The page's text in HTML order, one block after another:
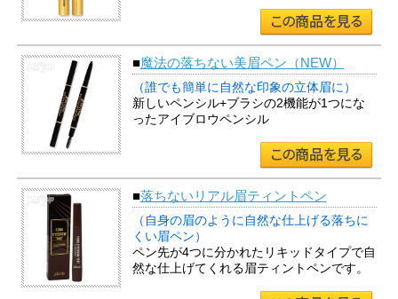
■魔法の落ちない美眉ペン（NEW）
（誰でも簡単に自然な印象の立体眉に）
新しいペンシル+ブラシの2機能が1つにな
ったアイブロウペンシル
■落ちないリアル眉ティントペン
（自身の眉のように自然な仕上げる落ちに
くい眉ペン）
ペン先が4つに分かれたリキッドタイプで自
然な仕上げてくれる眉ティントペンです。